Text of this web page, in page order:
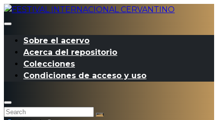
Sobre el acervo
Acerca del repositorio
Colecciones
Condiciones de acceso y uso